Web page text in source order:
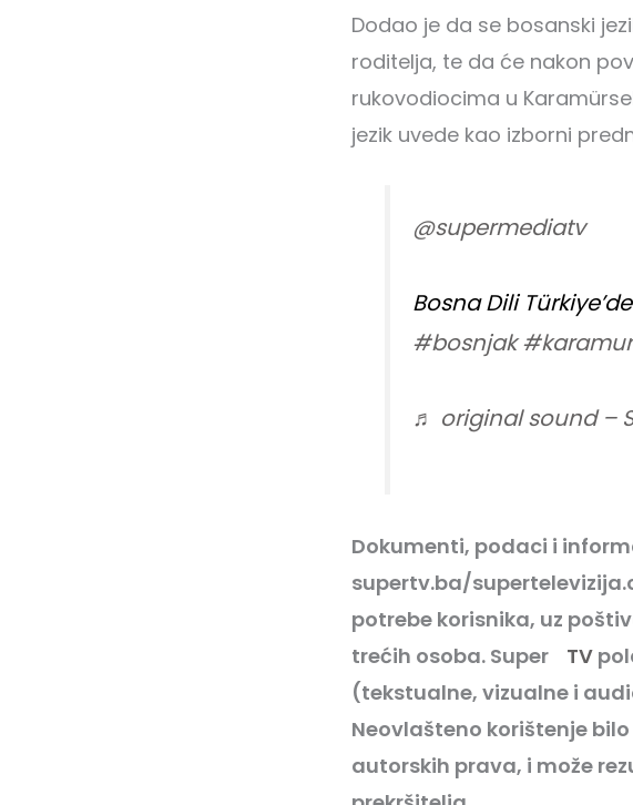
Dodao je da se bosanski
roditelja, te da će nakon
rukovodiocima u
jezik uvede kao izborni
@supermediatv
Bosna Dili
#bosnjak
♬ original sound –
Dokumenti, podaci i
supertv.ba/
potrebe korisnika, uz
trećih osoba. Super
TV
(tekstualne, vizualne i
Neovlašteno korištenje
autorskih prava, i može